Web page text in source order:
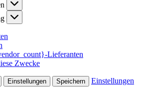
Lieferanten
Zwecke
Einstellungen Speichern Einstellungen